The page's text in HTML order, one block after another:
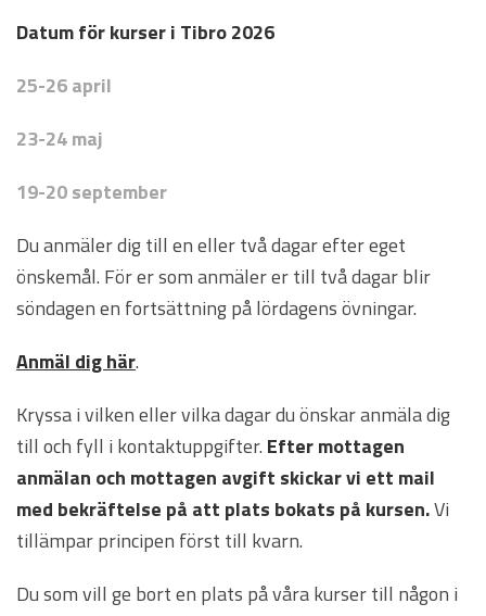
Datum för kurser i Tibro2026
25-26 april
23-24 maj
19-20 september
Du anmäler dig till en eller två dagar efter eget
önskemål. För er som anmäler er till två dagar blir
söndagen en fortsättning på lördagens övningar.
Anmäl dig här.
Kryssa i vilken eller vilka dagar du önskar anmäla dig
till och fyll i kontaktuppgifter. Efter mottagen
anmälan och mottagen avgift skickar vi ett mail
med bekräftelse på att plats bokats på kursen.Vi
tillämpar principen först till kvarn.
Du som vill ge bort en plats på våra kurser till någon i